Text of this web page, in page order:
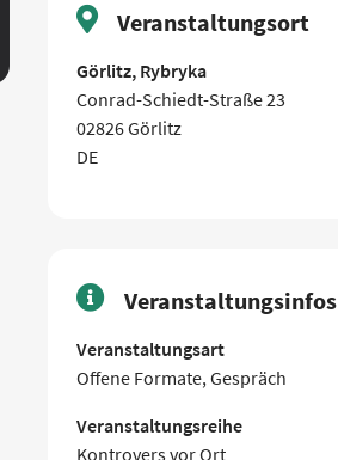
Veranstaltungsort
Görlitz, Rybryka
Conrad-Schiedt-Straße 23
02826 Görlitz
DE
Veranstaltungsinfos
Veranstaltungsart
Offene Formate, Gespräch
Veranstaltungsreihe
Kontrovers vor Ort